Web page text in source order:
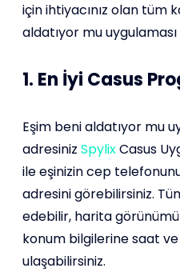
için ihtiyacınız olan tüm
aldatıyor mu
1. En İyi Casus
Eşim beni aldatıyor mu
adresiniz SpylixCasus
ile eşinizin cep
adresini görebilirsiniz.
edebilir, harita
konum bilgilerine saat
ulaşabilirsiniz.